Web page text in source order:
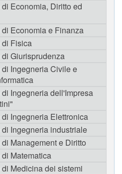
Economia, Diritto ed
Economia e Finanza
di Fisica
Giurisprudenza
Ingegneria Civile e
Ingegneria dell'Impresa
Ingegneria Elettronica
Ingegneria industriale
Management e Diritto
Matematica
Medicina dei sistemi